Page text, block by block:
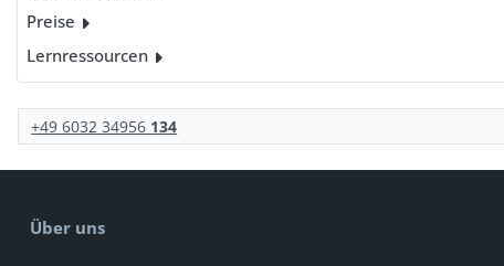
Preise
Lernressourcen
+49 6032 34956 134
Über uns